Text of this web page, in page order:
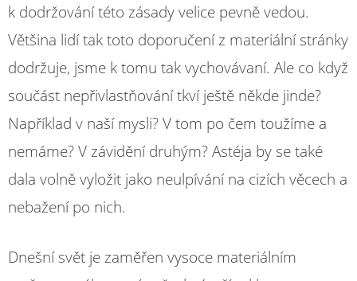
k dodržování této zásady velice pevně vedou.
Většina lidí tak toto doporučení z materiální stránky
dodržuje, jsme k tomu tak vychovávaní. Ale co když
součást nepřivlastňování tkví ještě někde jinde?
Například v naší mysli? V tom po čem toužíme a
nemáme? V závidění druhým? Astéja by se také
dala volně vyložit jako neulpívání na cizích věcech a
nebažení po nich.
Dnešní svět je zaměřen vysoce materiálním